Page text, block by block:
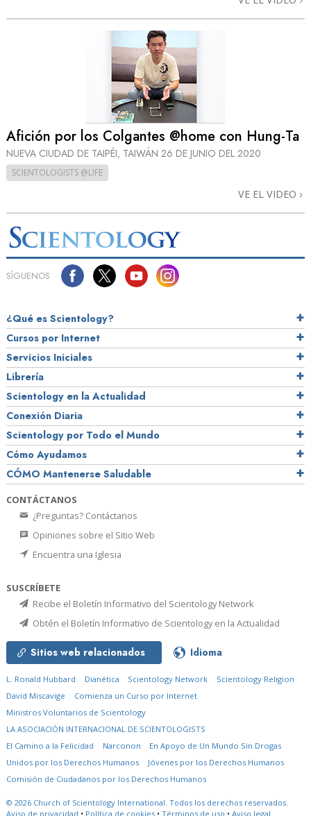
Afición por los Colgantes @home con Hung-Ta
NUEVA CIUDAD DE TAIPÉI, TAIWÁN 26 DE JUNIO DEL 2020
SCIENTOLOGISTS @LIFE
VE EL VIDEO
SÍGUENOS
¿Qué es Scientology?
Cursos por Internet
Servicios Iniciales
Librería
Scientology en la Actualidad
Conexión Diaria
Scientology por Todo el Mundo
Cómo Ayudamos
CÓMO Mantenerse Saludable
CONTÁCTANOS
¿Preguntas? Contáctanos
Opiniones sobre el Sitio Web
Encuentra una Iglesia
SUSCRÍBETE
Recibe el Boletín Informativo del Scientology Network
Obtén el Boletín Informativo de Scientology en la Actualidad
Sitios web relacionados Idioma
L. Ronald Hubbard Dianética Scientology Network
Scientology Religion
David Miscavige
Comienza un Curso por Internet
Ministros Voluntarios de Scientology
LA ASOCIACIÓN INTERNACIONAL DE SCIENTOLOGISTS
El Camino a la Felicidad
Narconon
En Apoyo de Un Mundo Sin Drogas
Unidos por los Derechos Humanos
Jóvenes por los Derechos Humanos
Comisión de Ciudadanos por los Derechos Humanos
© 2026 Church of Scientology International. Todos los derechos reservados.
Aviso de privacidad • Política de cookies • Términos de uso • Aviso legal